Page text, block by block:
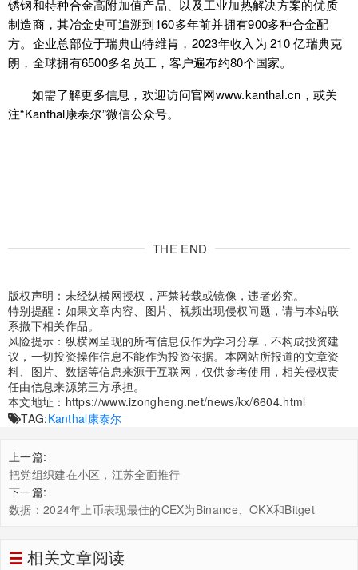
锈钢和特种合金高附加值产品、以及工业加热解决方案的优质
制造商，其冶金史可追溯到160多年前并拥有900多种合金配
方。企业总部位于瑞典山特维肯，2023年收入为 210 亿瑞典克
朗，全球拥有6500多名员工，客户遍布约80个国家。
如需了解更多信息，欢迎访问官网www.kanthal.cn，或关
注“Kanthal康泰尔”微信公众号。
THE END
版权声明：未经纵横网授权，严禁转载或镜像，违者必究。
特别提醒：如果文章内容、图片、视频出现侵权问题，请与本站联
系撤下相关作品。
风险提示：纵横网呈现的所有信息仅作为学习分享，不构成投资建
议，一切投资操作信息不能作为投资依据。本网站所报道的文章资
料、图片、数据等信息来源于互联网，仅供参考使用，相关侵权责
任由信息来源第三方承担。
本文地址： https://www.izongheng.net/news/kx/6604.html
TAG:Kanthal康泰尔
上一篇:
把党组织建在小区，江苏全面推行
下一篇:
数据：2024年上币表现最佳的CEX为Binance、OKX和Bitget
相关文章阅读